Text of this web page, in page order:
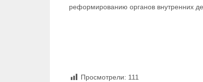
реформированию органов внутренних
Просмотрели: 111